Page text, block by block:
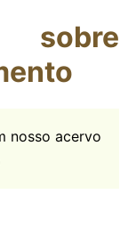
sobre
nosso acervo